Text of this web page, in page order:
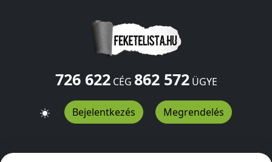
726 622CÉG 862 572ÜGYE
Bejelentkezés Megrendelés